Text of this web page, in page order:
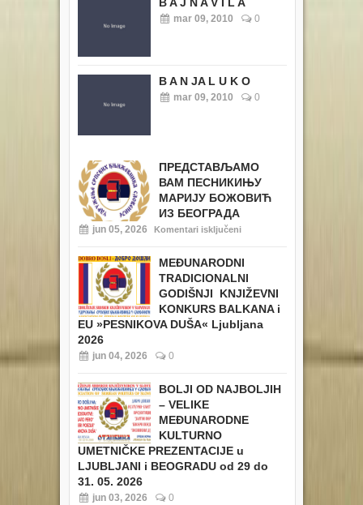
B A J N A V I L A
mar 09, 2010 0
B A N JA L U K O
mar 09, 2010 0
ПРЕДСТАВЉАМО
ВАМ ПЕСНИКИЊУ
МАРИЈУ БОЖОВИЋ
ИЗ БЕОГРАДА
jun 05, 2026 Komentari isključeni
MEĐUNARODNI
TRADICIONALNI
GODIŠNJI KNJIŽEVNI
KONKURS BALKANA i
EU »PESNIKOVA DUŠA« Ljubljana
2026
jun 04, 2026 0
BOLJI OD NAJBOLJIH
– VELIKE
MEĐUNARODNE
KULTURNO
UMETNIČKE PREZENTACIJE u
LJUBLJANI i BEOGRADU od 29 do
31. 05. 2026
jun 03, 2026 0